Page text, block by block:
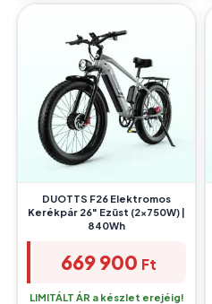
DUOTTS F26 Elektromos
Kerékpár 26″ Ezüst (2x750W) |
840Wh
669 900 Ft
LIMITÁLT ÁR a készlet erejéig!